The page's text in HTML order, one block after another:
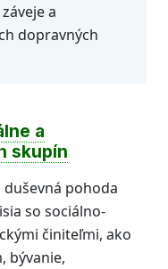
a
dopravných
a
skupín
duševná pohoda
so sociálno-
činiteľmi, ako
bývanie,